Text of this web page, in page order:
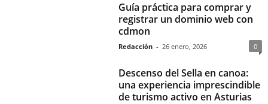
Guía práctica para comprar y
registrar un dominio web con
cdmon
Redacción - 26 enero, 2026 0
Descenso del Sella en canoa:
una experiencia imprescindible
de turismo activo en Asturias